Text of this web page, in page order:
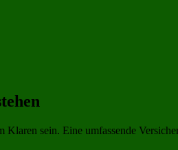
Klaren sein. Eine umfassende